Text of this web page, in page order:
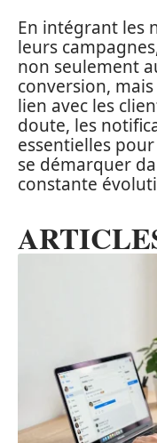
En intégrant les
leurs
non seulement
conversion,
lien avec les
doute, les
essentielles
se démarquer
constante